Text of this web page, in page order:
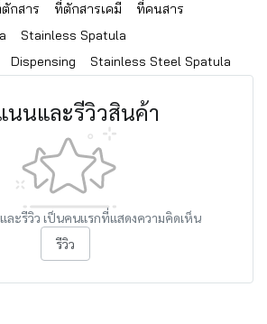
กสาร ที่ตักสารเคมี
ที่คนสาร
Stainless Spatula
Dispensing Stainless Steel Spatula
นนและรีวิวสินค้า
ละรีวิว เป็นคนแรกที่แสดงความคิดเห็น
รีวิว